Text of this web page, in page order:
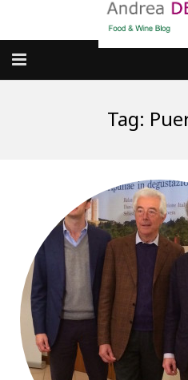
dove MANGIARE
cosa CUCINARE
dove ANDARE
Punti di vista e approfondimenti
Contatti
Tag: